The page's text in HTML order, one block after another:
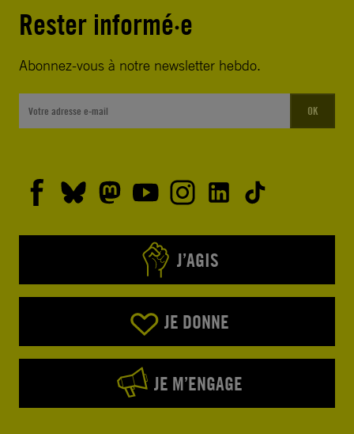
Rester informé·e
Abonnez-vous à notre newsletter hebdo.
OK
J’AGIS
JE DONNE
JE M’ENGAGE